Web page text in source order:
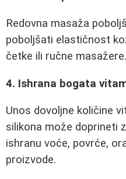
Redovna masaža
poboljšati elastičnost
četke ili ručne masažere.
4. Ishrana bogata
Unos dovoljne količine
silikona može doprineti
ishranu voće, povrće,
proizvode.